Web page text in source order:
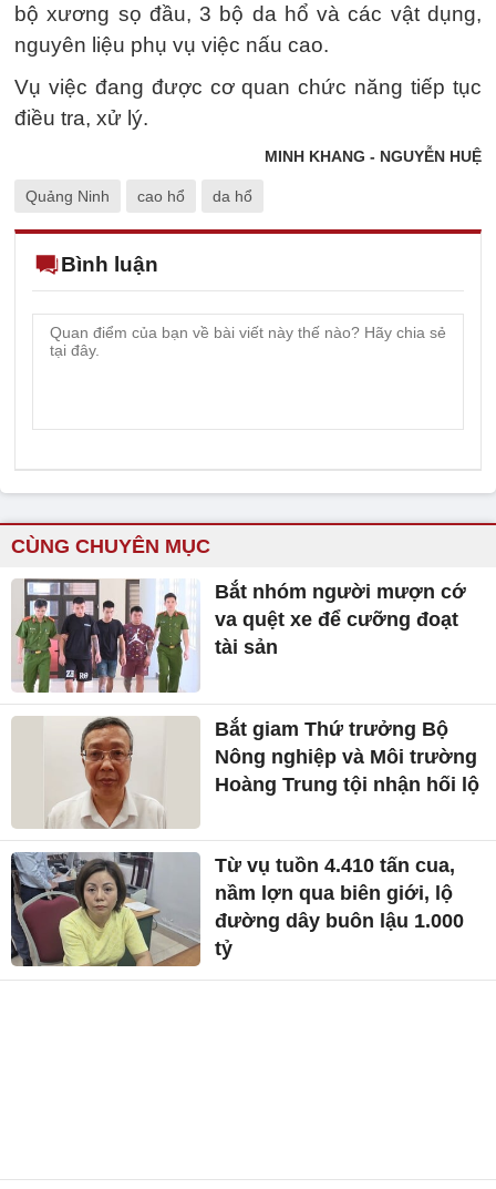
bộ xương sọ đầu, 3 bộ da hổ và các vật dụng,
nguyên liệu phụ vụ việc nấu cao.
Vụ việc đang được cơ quan chức năng tiếp tục
điều tra, xử lý.
MINH KHANG - NGUYỄN HUỆ
Quảng Ninh cao hổ da hổ
Bình luận
CÙNG CHUYÊN MỤC
Bắt nhóm người mượn cớ
va quệt xe để cưỡng đoạt
tài sản
Bắt giam Thứ trưởng Bộ
Nông nghiệp và Môi trường
Hoàng Trung tội nhận hối lộ
Từ vụ tuồn 4.410 tấn cua,
nầm lợn qua biên giới, lộ
đường dây buôn lậu 1.000
tỷ